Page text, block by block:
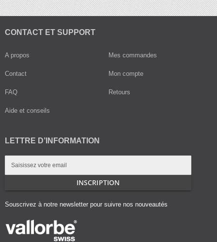
CONTACT ET SUPPORT
A propos
Contact
FAQ
Aide et conseils
Mes commandes
Mon compte
Retours
LETTRE D’INFORMATION
lettre
:
INSCRIPTION
Souscrivez à notre newsletter pour suivre nos nouveautés